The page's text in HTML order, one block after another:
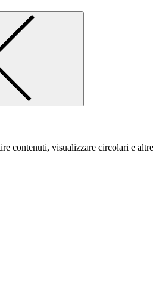
contenuti, visualizzare circolari e